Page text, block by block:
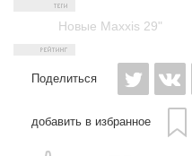
Новые Maxxis 29"
Поделиться
добавить в избранное